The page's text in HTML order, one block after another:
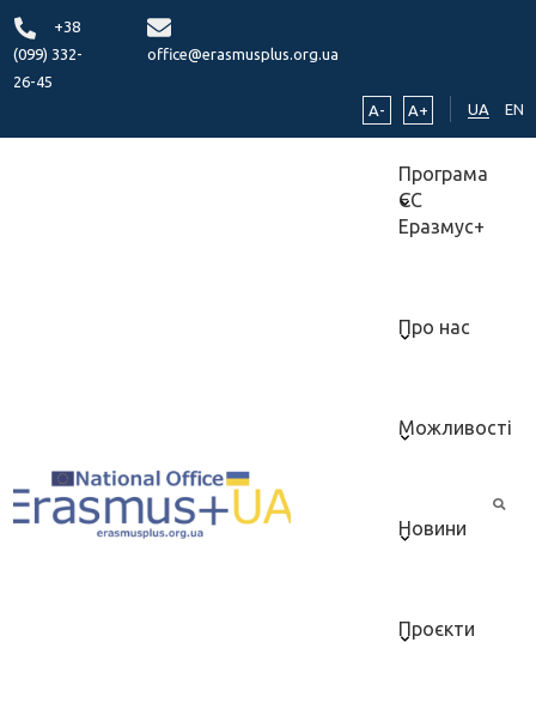
+38
(099) 332-
26-45
office@erasmusplus.org.ua
A- A+ UA EN
Програма
ЄС
Еразмус+
Про нас
Можливості
Новини
Проєкти